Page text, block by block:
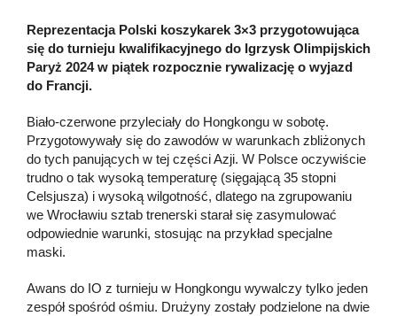
Reprezentacja Polski koszykarek 3×3 przygotowująca
się do turnieju kwalifikacyjnego do Igrzysk Olimpijskich
Paryż 2024 w piątek rozpocznie rywalizację o wyjazd
do Francji.
Biało-czerwone przyleciały do Hongkongu w sobotę.
Przygotowywały się do zawodów w warunkach zbliżonych
do tych panujących w tej części Azji. W Polsce oczywiście
trudno o tak wysoką temperaturę (sięgającą 35 stopni
Celsjusza) i wysoką wilgotność, dlatego na zgrupowaniu
we Wrocławiu sztab trenerski starał się zasymulować
odpowiednie warunki, stosując na przykład specjalne
maski.
Awans do IO z turnieju w Hongkongu wywalczy tylko jeden
zespół spośród ośmiu. Drużyny zostały podzielone na dwie